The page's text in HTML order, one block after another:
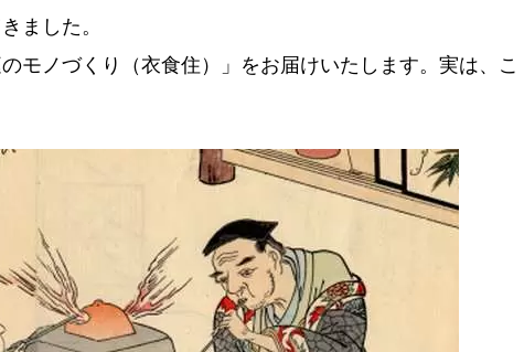
ました。
モノづくり（衣食住）」をお届けいたします。実は、こ